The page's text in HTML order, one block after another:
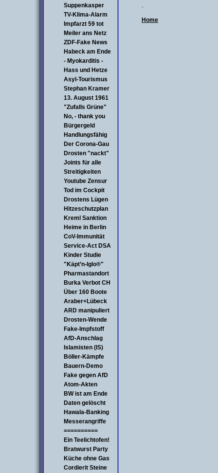
Suppenkasper
TV-Klima-Alarm
Impfarzt 59 tot
Meiler ans Netz
ZDF-Fake News
Habeck am Ende
- Myokarditis -
Hass und Hetze
Asyl-Tourismus
Stephan Kramer
13. August 1961
"Zufalls Grüne"
No, - thank you
Bürgergeld
Handlungsfähig
Der Corona-Gau
Drosten "nackt"
Joints für alle
Streitigkeiten
Youtube Zensur
Tod im Cockpit
Drostens Lügen
Hitzeschutzplan
Kreml Sanktion
Heime in Berlin
CoV-Immunität
Service-Act DSA
Kinder Studie
"Käpt’n-Iglo®"
Pharmastandort
Burka Verbot CH
Über 160 Boote
Araber+Lübeck
ARD manipuliert
Drosten-Wende
Fake-Impfstoff
AfD-Anschlag
Islamisten (IS)
Böller-Kämpfe
Bauern-Demo
Fake gegen AfD
Atom-Akten
BW ist am Ende
Daten gelöscht
Hawala-Banking
Messerangriffe
==========
Ein Teelichtofen!
Bratwurst Party
Küche ohne Gas
Cordierit Steine
·
Home